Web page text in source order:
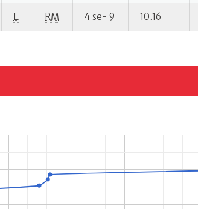
E RM 4 se- 9 10.16